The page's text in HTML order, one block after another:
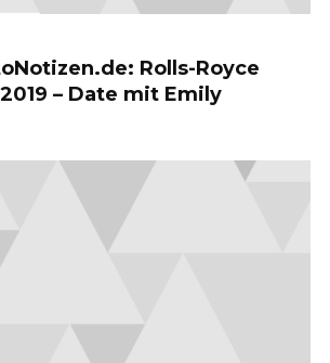
Rolls-Royce
– Date mit Emily